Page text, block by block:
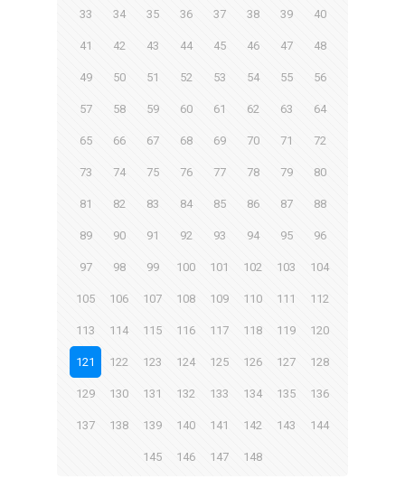
33 34 35 36 37 38 39 40
41 42 43 44 45 46 47 48
49 50 51 52 53 54 55 56
57 58 59 60 61 62 63 64
65 66 67 68 69 70 71 72
73 74 75 76 77 78 79 80
81 82 83 84 85 86 87 88
89 90 91 92 93 94 95 96
97 98 99 100 101 102 103 104
105 106 107 108 109 110 111 112
113 114 115 116 117 118 119 120
121 122 123 124 125 126 127 128
129 130 131 132 133 134 135 136
137 138 139 140 141 142 143 144
145 146 147 148